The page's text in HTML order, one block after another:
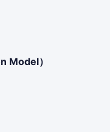
Model）